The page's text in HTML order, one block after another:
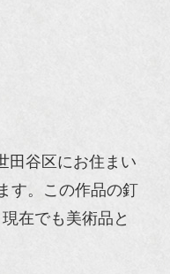
田谷区にお住まい
す。この作品の釘
在でも美術品と